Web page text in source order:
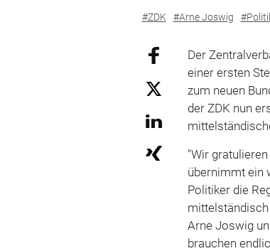
#ZDK #Arne Joswig
Der
einer ersten
zum neuen
der ZDK nun
"Wir
übernimmt ein
Politiker die
mittelständisch
Arne Joswig
brauchen